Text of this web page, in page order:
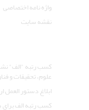
واژه نامه اختصاصی
نقشه سایت
کسب رتبه "الف"
علوم، تحقیقات و
ابلاغ دستور العمل
کسب رتبه الف